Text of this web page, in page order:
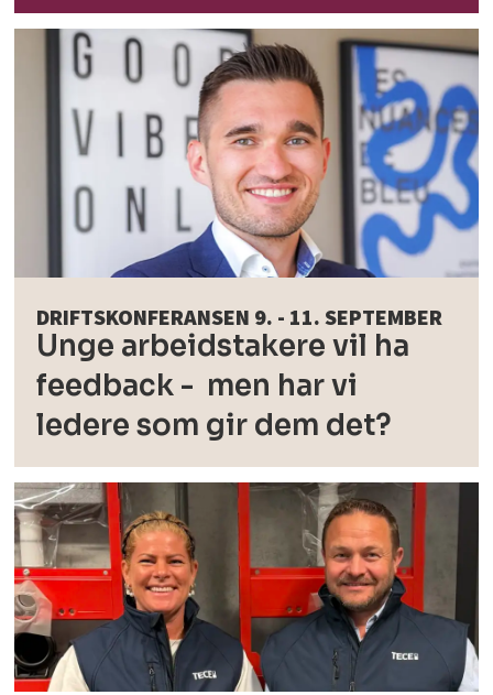
DRIFTSKONFERANSEN 9. - 11. SEPTEMBER
Unge arbeidstakere vil ha
feedback - men har vi
ledere som gir dem det?